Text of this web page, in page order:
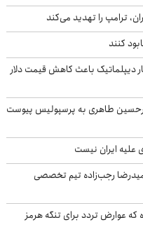
ترامپ را تهدید می‌کند
کنند
یکشنبه ۱۸ مرداد؛ اخبار دیپلماتیک باعث کاهش قیمت دلار
طاهری به پرسپولیس پیوست
علیه ایران نیست
رجب‌زاده تیم تخصصی
که عوارض تردد برای تنگه هرمز